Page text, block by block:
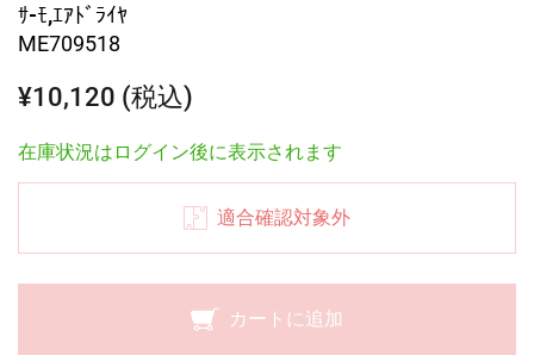
ｻ-ﾓ,ｴｱﾄﾞﾗｲﾔ
ME709518
¥10,120 (税込)
在庫状況はログイン後に表示されます
適合確認対象外
カートに追加